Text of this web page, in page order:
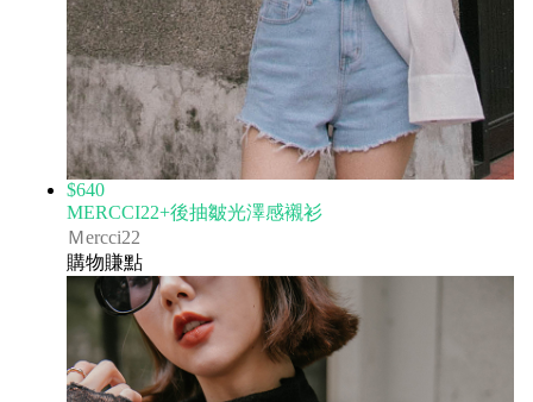
$640
MERCCI22+後抽皺光澤感襯衫
Ｍercci22
購物賺點